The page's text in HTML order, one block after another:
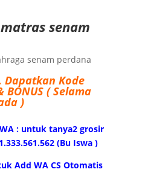
senam
senam perdana
Dapatkan Kode
BONUS ( Selama
)
: untuk tanya2 grosir
(Bu Iswa )
Add WA CS Otomatis